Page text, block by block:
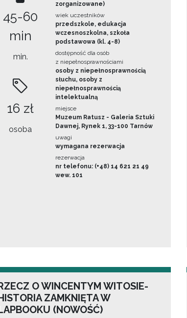
45-60
min
min.
16 zł
osoba
zorganizowane)
wiek uczestników
przedszkole, edukacja
wczesnoszkolna, szkoła
podstawowa (kl. 4-8)
dostępność dla osób
z niepełnosprawnościami
osoby z niepełnosprawnością
słuchu, osoby z
niepełnosprawnością
intelektualną
miejsce
Muzeum Ratusz - Galeria Sztuki
Dawnej, Rynek 1, 33-100 Tarnów
uwagi
wymagana rezerwacja
rezerwacja
nr telefonu: (+48) 14 621 21 49
wew. 101
O WINCENTYM WITOSIE-
ZAMKNIĘTA W
(NOWOŚĆ)